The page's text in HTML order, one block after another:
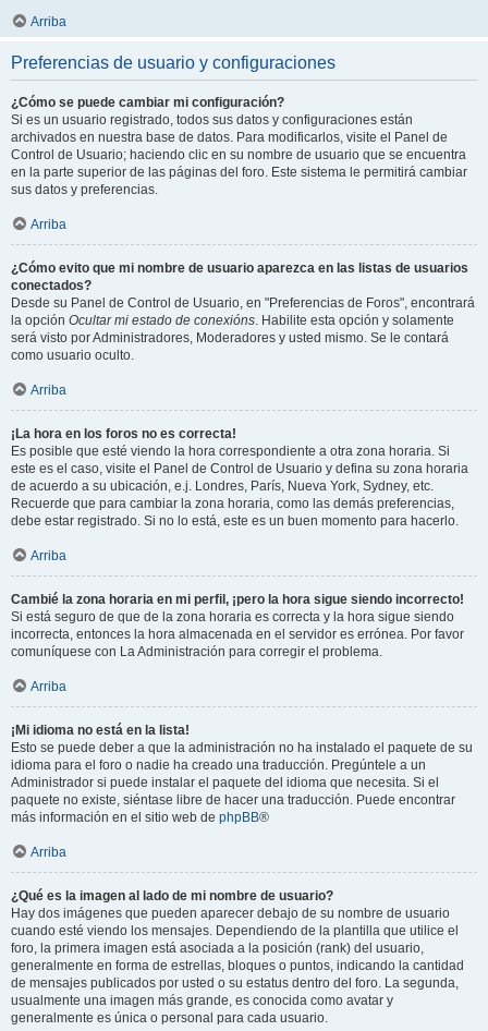
Arriba
Preferencias de usuario y configuraciones
¿Cómo se puede cambiar mi configuración?
Si es un usuario registrado, todos sus datos y configuraciones están
archivados en nuestra base de datos. Para modificarlos, visite el Panel de
Control de Usuario; haciendo clic en su nombre de usuario que se encuentra
en la parte superior de las páginas del foro. Este sistema le permitirá cambiar
sus datos y preferencias.
Arriba
¿Cómo evito que mi nombre de usuario aparezca en las listas de usuarios
conectados?
Desde su Panel de Control de Usuario, en "Preferencias de Foros", encontrará
la opción Ocultar mi estado de conexións. Habilite esta opción y solamente
será visto por Administradores, Moderadores y usted mismo. Se le contará
como usuario oculto.
Arriba
¡La hora en los foros no es correcta!
Es posible que esté viendo la hora correspondiente a otra zona horaria. Si
este es el caso, visite el Panel de Control de Usuario y defina su zona horaria
de acuerdo a su ubicación, e.j. Londres, París, Nueva York, Sydney, etc.
Recuerde que para cambiar la zona horaria, como las demás preferencias,
debe estar registrado. Si no lo está, este es un buen momento para hacerlo.
Arriba
Cambié la zona horaria en mi perfil, ¡pero la hora sigue siendo incorrecto!
Si está seguro de que de la zona horaria es correcta y la hora sigue siendo
incorrecta, entonces la hora almacenada en el servidor es errónea. Por favor
comuníquese con La Administración para corregir el problema.
Arriba
¡Mi idioma no está en la lista!
Esto se puede deber a que la administración no ha instalado el paquete de su
idioma para el foro o nadie ha creado una traducción. Pregúntele a un
Administrador si puede instalar el paquete del idioma que necesita. Si el
paquete no existe, siéntase libre de hacer una traducción. Puede encontrar
más información en el sitio web de phpBB®
Arriba
¿Qué es la imagen al lado de mi nombre de usuario?
Hay dos imágenes que pueden aparecer debajo de su nombre de usuario
cuando esté viendo los mensajes. Dependiendo de la plantilla que utilice el
foro, la primera imagen está asociada a la posición (rank) del usuario,
generalmente en forma de estrellas, bloques o puntos, indicando la cantidad
de mensajes publicados por usted o su estatus dentro del foro. La segunda,
usualmente una imagen más grande, es conocida como avatar y
generalmente es única o personal para cada usuario.